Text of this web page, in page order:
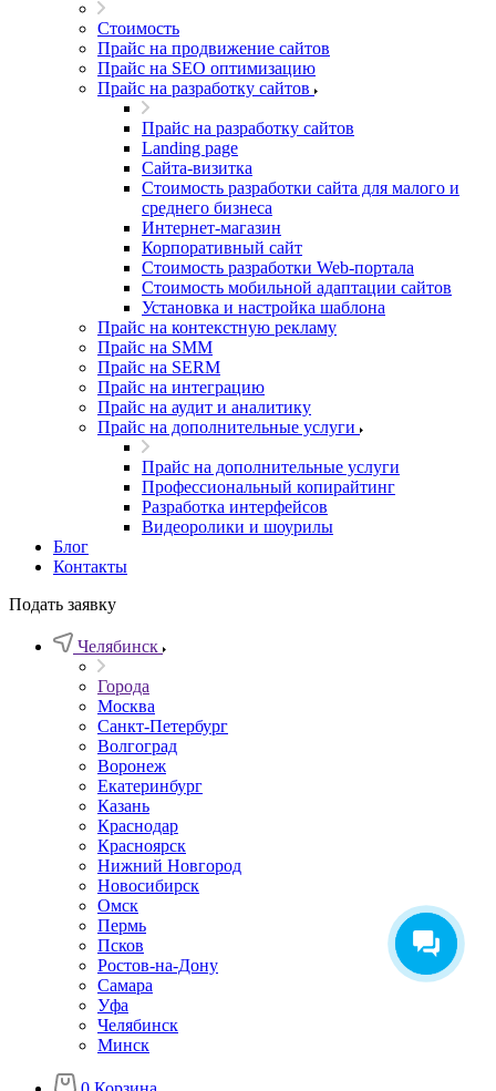
Стоимость
Прайс на продвижение сайтов
Прайс на SEO оптимизацию
Прайс на разработку сайтов
Прайс на разработку сайтов
Landing page
Cайта-визитка
Стоимость разработки сайта для малого и
среднего бизнеса
Интернет-магазин
Корпоративный сайт
Стоимость разработки Web-портала
Стоимость мобильной адаптации сайтов
Установка и настройка шаблона
Прайс на контекстную рекламу
Прайс на SMM
Прайс на SERM
Прайс на интеграцию
Прайс на аудит и аналитику
Прайс на дополнительные услуги
Прайс на дополнительные услуги
Профессиональный копирайтинг
Разработка интерфейсов
Видеоролики и шоурилы
Блог
Контакты
Подать заявку
Челябинск
Города
Москва
Санкт-Петербург
Волгоград
Воронеж
Екатеринбург
Казань
Краснодар
Красноярск
Нижний Новгород
Новосибирск
Омск
Пермь
Псков
Ростов-на-Дону
Самара
Уфа
Челябинск
Минск